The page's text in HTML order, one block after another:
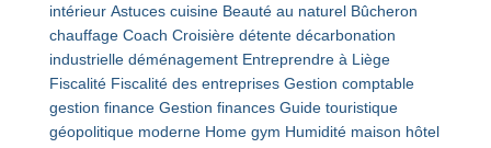
intérieur Astuces cuisine Beauté au naturel Bûcheron
chauffage Coach Croisière détente décarbonation
industrielle déménagement Entreprendre à Liège
Fiscalité Fiscalité des entreprises Gestion comptable
gestion finance Gestion finances Guide touristique
géopolitique moderne Home gym Humidité maison hôtel